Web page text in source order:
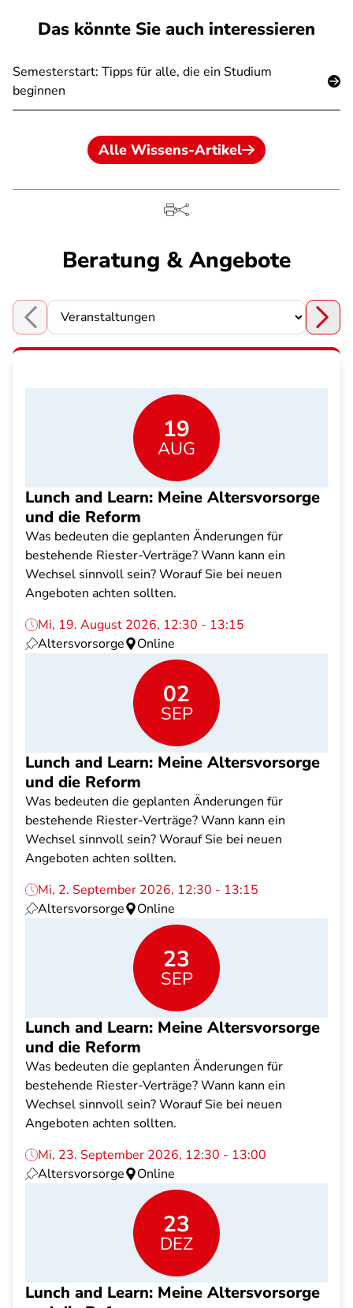
Das könnte Sie auch interessieren
Semesterstart: Tipps für alle, die ein Studium
beginnen
Alle Wissens-Artikel
Beratung & Angebote
Choose a section
19
AUG
Lunch and Learn: Meine Altersvorsorge
und die Reform
Was bedeuten die geplanten Änderungen für
bestehende Riester-Verträge? Wann kann ein
Wechsel sinnvoll sein? Worauf Sie bei neuen
Angeboten achten sollten.
Mi, 19. August 2026, 12:30 - 13:15
Altersvorsorge
Online
02
SEP
Lunch and Learn: Meine Altersvorsorge
und die Reform
Was bedeuten die geplanten Änderungen für
bestehende Riester-Verträge? Wann kann ein
Wechsel sinnvoll sein? Worauf Sie bei neuen
Angeboten achten sollten.
Mi, 2. September 2026, 12:30 - 13:15
Altersvorsorge
Online
23
SEP
Lunch and Learn: Meine Altersvorsorge
und die Reform
Was bedeuten die geplanten Änderungen für
bestehende Riester-Verträge? Wann kann ein
Wechsel sinnvoll sein? Worauf Sie bei neuen
Angeboten achten sollten.
Mi, 23. September 2026, 12:30 - 13:00
Altersvorsorge
Online
23
DEZ
Lunch and Learn: Meine Altersvorsorge